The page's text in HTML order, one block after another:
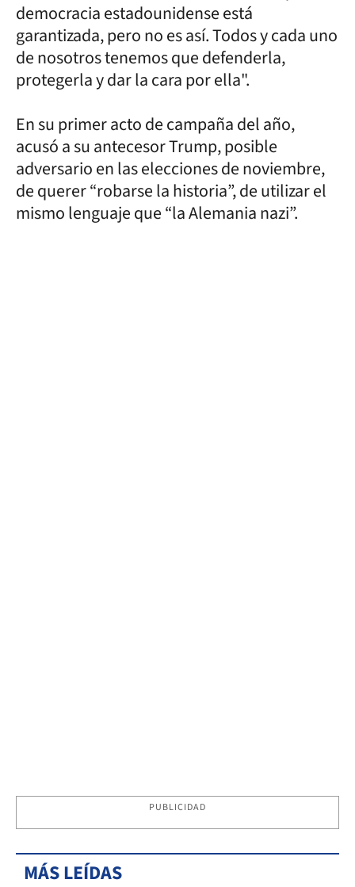
democracia estadounidense está
garantizada, pero no es así. Todos y cada uno
de nosotros tenemos que defenderla,
protegerla y dar la cara por ella".
En su primer acto de campaña del año,
acusó a su antecesor Trump, posible
adversario en las elecciones de noviembre,
de querer “robarse la historia”, de utilizar el
mismo lenguaje que “la Alemania nazi”.
PUBLICIDAD
MÁS LEÍDAS